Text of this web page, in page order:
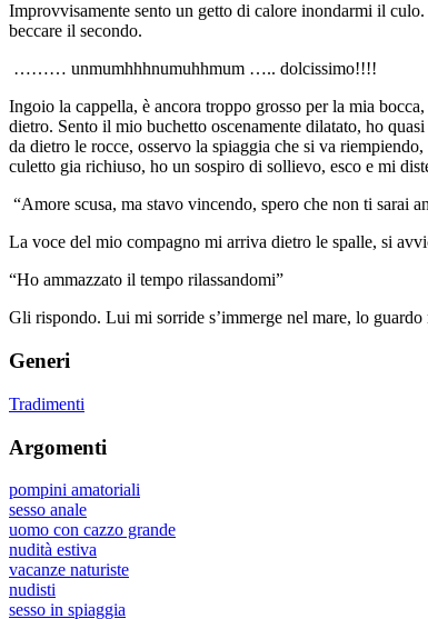
Improvvisamente sento un getto di calore inondarmi il
beccare il secondo.
……… unmumhhhnumuhhmum ….. dolcissimo!!!!
Ingoio la cappella, è ancora troppo grosso per la mia
dietro. Sento il mio buchetto oscenamente dilatato, ho
da dietro le rocce, osservo la spiaggia che si va
culetto gia richiuso, ho un sospiro di sollievo, esco e mi
“Amore scusa, ma stavo vincendo, spero che non ti sarai
La voce del mio compagno mi arriva dietro le spalle, si
“Ho ammazzato il tempo rilassandomi”
Gli rispondo. Lui mi sorride s’immerge nel mare, lo
Generi
Tradimenti
Argomenti
pompini amatoriali
sesso anale
uomo con cazzo grande
nudità estiva
vacanze naturiste
nudisti
sesso in spiaggia